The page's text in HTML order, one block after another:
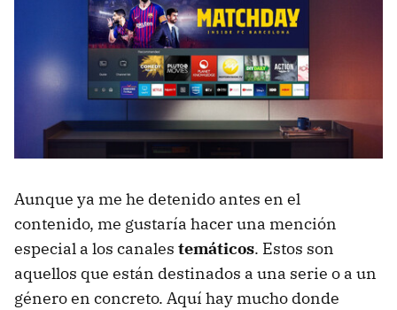
Aunque ya me he detenido antes en el
contenido, me gustaría hacer una mención
especial a los canales temáticos. Estos son
aquellos que están destinados a una serie o a un
género en concreto. Aquí hay mucho donde